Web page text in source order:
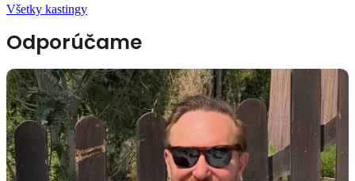
Všetky kastingy
Odporúčame